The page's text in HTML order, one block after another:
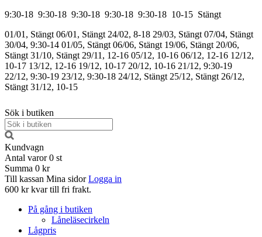
9:30-18 9:30-18 9:30-18 9:30-18 9:30-18 10-15 Stängt
01/01, Stängt 06/01, Stängt 24/02, 8-18 29/03, Stängt 07/04, Stängt
30/04, 9:30-14 01/05, Stängt 06/06, Stängt 19/06, Stängt 20/06,
Stängt 31/10, Stängt 29/11, 12-16 05/12, 10-16 06/12, 12-16 12/12,
10-17 13/12, 12-16 19/12, 10-17 20/12, 10-16 21/12, 9:30-19
22/12, 9:30-19 23/12, 9:30-18 24/12, Stängt 25/12, Stängt 26/12,
Stängt 31/12, 10-15
Sök i butiken
Kundvagn
Antal varor 0 st
Summa 0 kr
Till kassan Mina sidor Logga in
600 kr kvar till fri frakt.
På gång i butiken
Låneläsecirkeln
Lågpris